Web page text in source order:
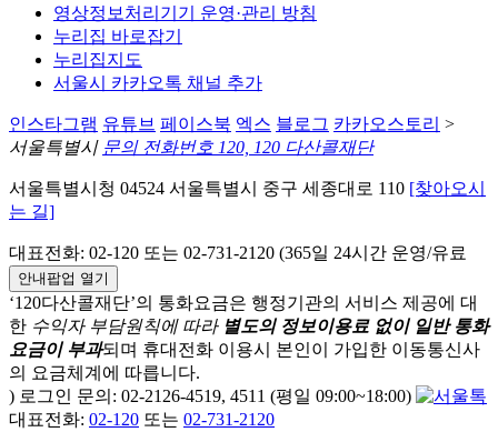
영상정보처리기기 운영·관리 방침
누리집 바로잡기
누리집지도
서울시 카카오톡 채널 추가
인스타그램 유튜브 페이스북 엑스 블로그 카카오스토리 >
서울특별시 문의 전화번호 120, 120 다산콜재단
서울특별시청 04524 서울특별시 중구 세종대로 110 [찾아오시
는 길]
대표전화: 02-120 또는 02-731-2120 (365일 24시간 운영/유료
안내팝업 열기
‘120다산콜재단’의 통화요금은 행정기관의 서비스 제공에 대
한 수익자 부담원칙에 따라 별도의 정보이용료 없이 일반 통화
요금이 부과되며 휴대전화 이용시 본인이 가입한 이동통신사
의 요금체계에 따릅니다.
) 로그인 문의: 02-2126-4519, 4511 (평일 09:00~18:00)
대표전화: 02-120 또는 02-731-2120